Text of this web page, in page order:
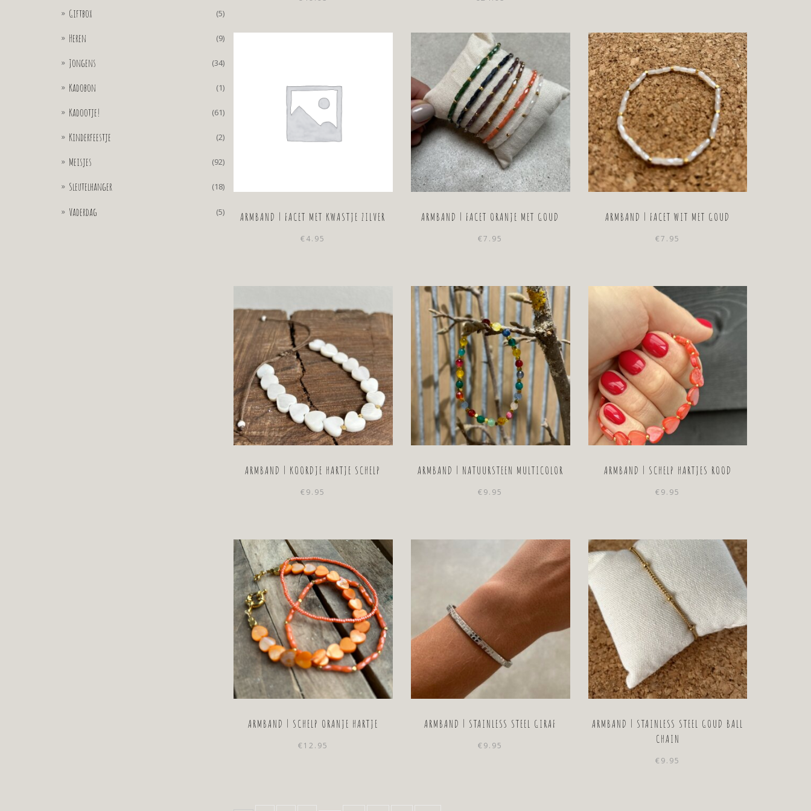
€79.95.
€49.95.
€29.95.
€24.95.
ARMBAND | FACET MET KWASTJE ZILVER
€ 4.95
ARMBAND | FACET ORANJE MET GOUD
€7.95
ARMBAND | FACET WIT MET GOUD
€7.95
ARMBAND | KOORDJE HARTJE SCHELP
€ 9.95
ARMBAND | NATUURSTEEN MULTICOLOR
€ 9.95
ARMBAND | SCHELP HARTJES ROOD
€ 9.95
ARMBAND | SCHELP ORANJE HARTJE
€ 12.95
ARMBAND | STAINLESS STEEL GIRAF
€ 9.95
ARMBAND | STAINLESS STEEL GOUD BALL
CHAIN
€ 9.95
Giftbox (5)
Heren (9)
Jongens (34)
Kadobon (1)
Kadootje! (61)
Kinderfeestje (2)
Meisjes (92)
Sleutelhanger (18)
Vaderdag (5)